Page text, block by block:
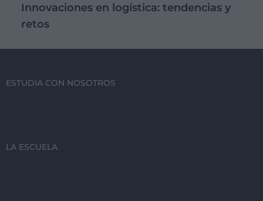
Innovaciones en logística: tendencias y
retos
ESTUDIA CON NOSOTROS
LA ESCUELA